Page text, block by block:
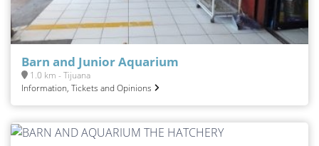
Barn and Junior Aquarium
1.0 km - Tijuana
Information, Tickets and Opinions